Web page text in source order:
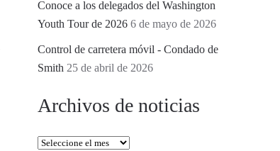
Conoce a los delegados del Washington
Youth Tour de 2026 6 de mayo de 2026
Control de carretera móvil - Condado de
Smith 25 de abril de 2026
Archivos de noticias
Archivos